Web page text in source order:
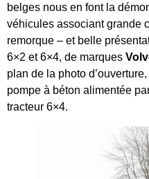
belges nous en font la
véhicules associant grande
remorque – et belle
6×2 et 6×4, de marques
plan de la photo
pompe à béton alimentée
tracteur 6×4.